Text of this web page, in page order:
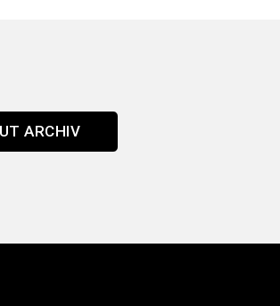
ARCHIV